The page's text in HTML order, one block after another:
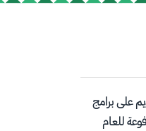
على برامج
للعام